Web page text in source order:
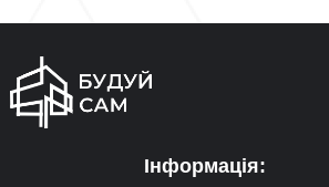
Інформація: